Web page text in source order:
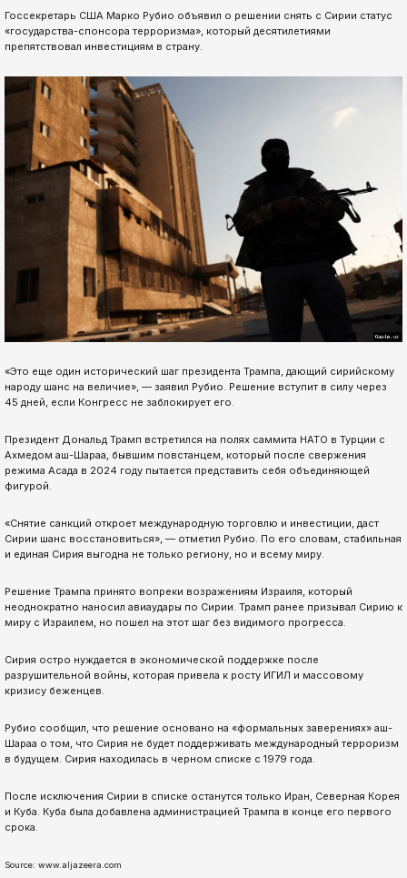
Госсекретарь США Марко Рубио объявил о решении снять с Сирии статус
«государства-спонсора терроризма», который десятилетиями
препятствовал инвестициям в страну.
«Это еще один исторический шаг президента Трампа, дающий сирийскому
народу шанс на величие», — заявил Рубио. Решение вступит в силу через
45 дней, если Конгресс не заблокирует его.
Президент Дональд Трамп встретился на полях саммита НАТО в Турции с
Ахмедом аш-Шараа, бывшим повстанцем, который после свержения
режима Асада в 2024 году пытается представить себя объединяющей
фигурой.
«Снятие санкций откроет международную торговлю и инвестиции, даст
Сирии шанс восстановиться», — отметил Рубио. По его словам, стабильная
и единая Сирия выгодна не только региону, но и всему миру.
Решение Трампа принято вопреки возражениям Израиля, который
неоднократно наносил авиаудары по Сирии. Трамп ранее призывал Сирию к
миру с Израилем, но пошел на этот шаг без видимого прогресса.
Сирия остро нуждается в экономической поддержке после
разрушительной войны, которая привела к росту ИГИЛ и массовому
кризису беженцев.
Рубио сообщил, что решение основано на «формальных заверениях» аш-
Шараа о том, что Сирия не будет поддерживать международный терроризм
в будущем. Сирия находилась в черном списке с 1979 года.
После исключения Сирии в списке останутся только Иран, Северная Корея
и Куба. Куба была добавлена администрацией Трампа в конце его первого
срока.
Source: www.aljazeera.com